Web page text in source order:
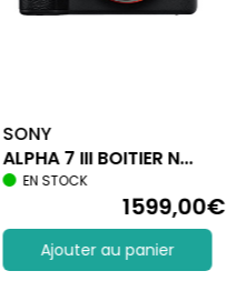
SONY
ALPHA 7 III BOITIER N...
EN STOCK
1599,00€
Ajouter au panier